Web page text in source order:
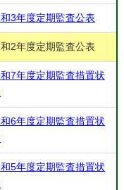
3年度定期監査公表
2年度定期監査公表
7年度定期監査措置状
6年度定期監査措置状
5年度定期監査措置状